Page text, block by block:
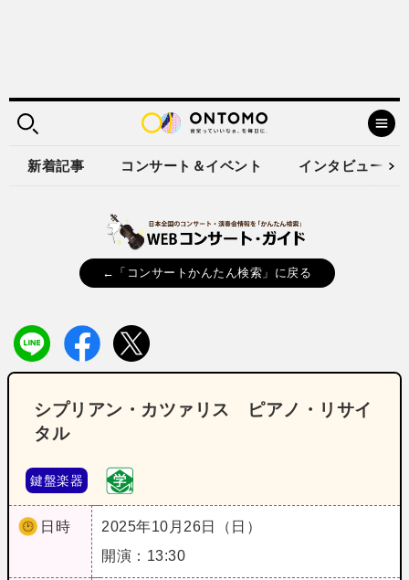
新着記事 コンサート＆イベント インタビュー
←「コンサートかんたん検索」に戻る
シプリアン・カツァリス ピアノ・リサイ
タル
鍵盤楽器
日時
2025年10月26日（日）
開演：13:30